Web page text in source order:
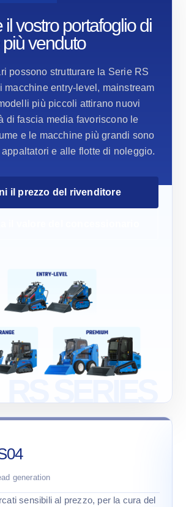
il vostro portafoglio di
venduto
possono strutturare la Serie RS
macchine entry-level, mainstream
più piccoli attirano nuovi
di fascia media favoriscono le
e le macchine più grandi sono
e alle flotte di noleggio.
il prezzo del rivenditore
generation
sensibili al prezzo, per la cura del